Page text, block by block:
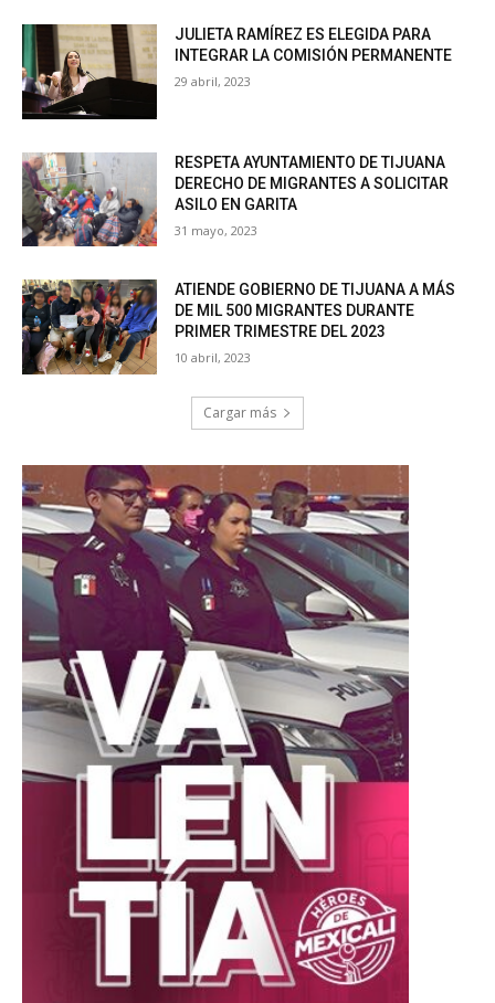
JULIETA RAMÍREZ ES ELEGIDA PARA
INTEGRAR LA COMISIÓN PERMANENTE
29 abril, 2023
RESPETA AYUNTAMIENTO DE TIJUANA
DERECHO DE MIGRANTES A SOLICITAR
ASILO EN GARITA
31 mayo, 2023
ATIENDE GOBIERNO DE TIJUANA A MÁS
DE MIL 500 MIGRANTES DURANTE
PRIMER TRIMESTRE DEL 2023
10 abril, 2023
Cargar más